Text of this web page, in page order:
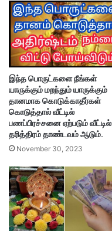
இந்த பொருட்களை நீங்கள்
யாருக்கும் மறந்தும் யாருக்கும்
தானமாக கொடுக்காதீர்கள்
கொடுத்தால் வீட்டில்
பணப்பிரச்சனை ஏற்படும் வீட்டில்
தரித்திரம் தாண்டவம் ஆடும்.
November 30, 2023